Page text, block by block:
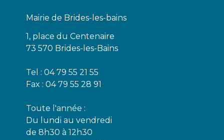
Mairie de Brides-les-bains
1, place du Centenaire
73 570 Brides-les-Bains
Tel : 04 79 55 21 55
Fax : 04 79 55 28 91
Toute l'année :
Du lundi au vendredi
de 8h30 à 12h30